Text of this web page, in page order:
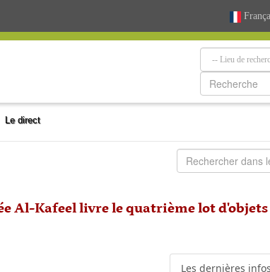
Le direct
Al-Kafeel livre le quatrième lot
Les dernières infos